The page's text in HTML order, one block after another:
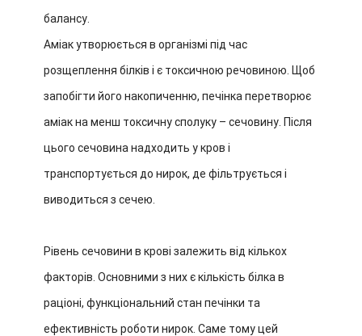
балансу.
Аміак утворюється в організмі під час
розщеплення білків і є токсичною речовиною. Щоб
запобігти його накопиченню, печінка перетворює
аміак на менш токсичну сполуку – сечовину. Після
цього сечовина надходить у кров і
транспортується до нирок, де фільтрується і
виводиться з сечею.
Рівень сечовини в крові залежить від кількох
факторів. Основними з них є кількість білка в
раціоні, функціональний стан печінки та
ефективність роботи нирок. Саме тому цей